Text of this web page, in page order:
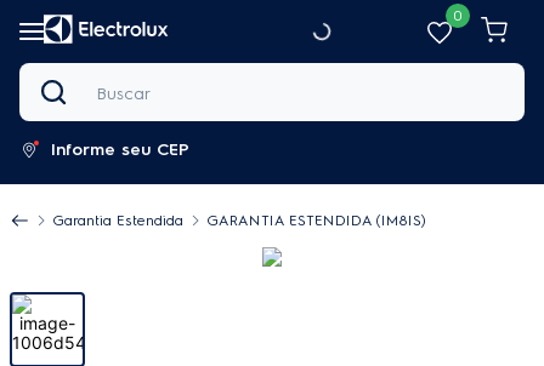
0
Buscar
Informe seu CEP
Garantia Estendida GARANTIA ESTENDIDA (IM8IS)